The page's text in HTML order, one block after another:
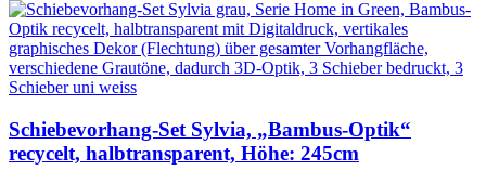
Schiebevorhang-Set Sylvia, „Bambus-Optik“
recycelt, halbtransparent, Höhe: 245cm